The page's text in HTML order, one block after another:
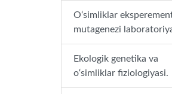
O‘simliklar
mutagenezi
Ekologik genetika va
o‘simliklar fiziologiyasi.